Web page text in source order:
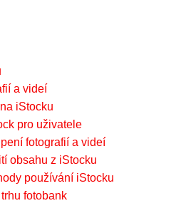
a videí
iStocku
pro uživatele
fotografií a videí
obsahu z iStocku
používání iStocku
fotobank